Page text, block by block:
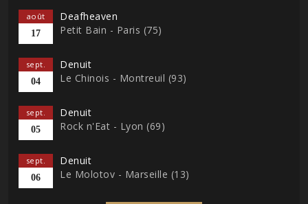
août
17
Deafheaven
Petit Bain - Paris (75)
sept.
04
Denuit
Le Chinois - Montreuil (93)
sept.
05
Denuit
Rock n'Eat - Lyon (69)
sept.
06
Denuit
Le Molotov - Marseille (13)